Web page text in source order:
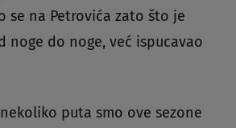
se na Petrovića zato što je
noge do noge, već ispucavao
puta smo ove sezone